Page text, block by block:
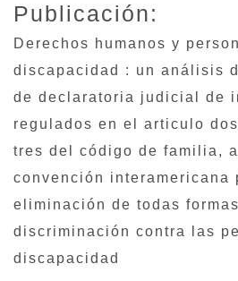
Publicación:
Derechos humanos y
discapacidad : un análisis
de declaratoria judicial de
regulados en el articulo
tres del código de familia,
convención interamericana
eliminación de todas
discriminación contra las
discapacidad